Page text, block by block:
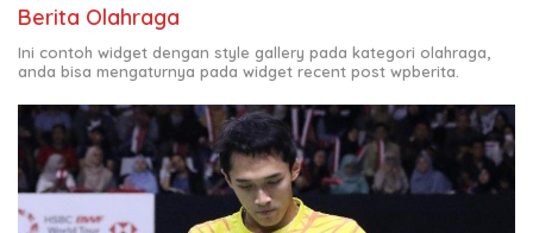
Berita Olahraga
Ini contoh widget dengan style gallery pada kategori olahraga,
anda bisa mengaturnya pada widget recent post wpberita.